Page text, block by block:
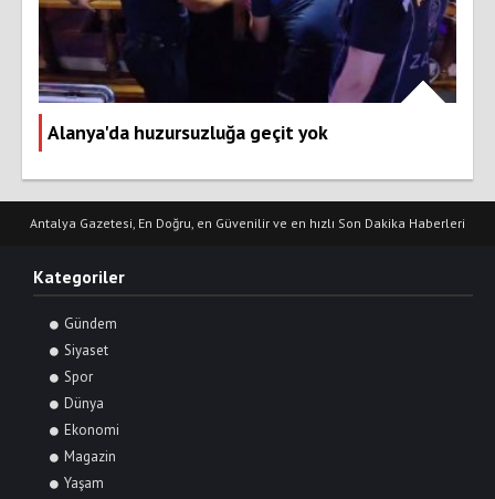
Alanya'da huzursuzluğa geçit yok
Antalya Gazetesi, En Doğru, en Güvenilir ve en hızlı Son Dakika Haberleri
Kategoriler
Gündem
Siyaset
Spor
Dünya
Ekonomi
Magazin
Yaşam